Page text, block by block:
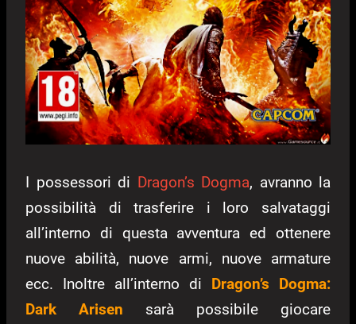
I possessori di Dragon’s Dogma, avranno la
possibilità di trasferire i loro salvataggi
all’interno di questa avventura ed ottenere
nuove abilità, nuove armi, nuove armature
ecc. Inoltre all’interno di Dragon’s Dogma:
Dark Arisen sarà possibile giocare